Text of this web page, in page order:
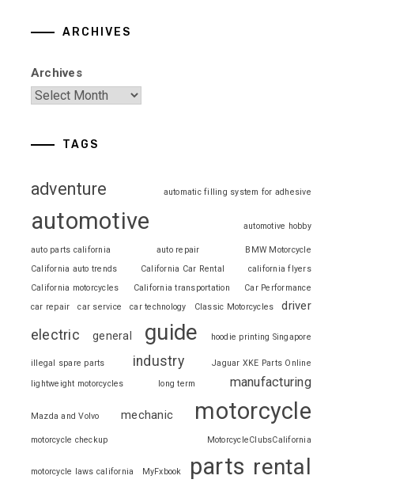
ARCHIVES
Archives
TAGS
adventure automatic filling system for adhesive
automotive automotive hobby
auto parts california auto repair
BMW Motorcycle
California auto trends
California Car Rental
california flyers
California motorcycles
California transportation
Car Performance
car repair
car service car technology Classic Motorcycles driver
electric general guide hoodie printing Singapore
illegal spare parts industry
Jaguar XKE Parts Online
lightweight motorcycles
long term manufacturing
Mazda and Volvo mechanic motorcycle
motorcycle checkup MotorcycleClubsCalifornia
motorcycle laws california MyFxbook parts rental